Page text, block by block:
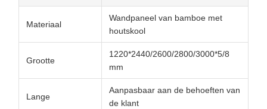
Materiaal
Wandpaneel van bamboe met
houtskool
Grootte
1220*2440/2600/2800/3000*5/8
mm
Lange
Aanpasbaar aan de behoeften van
de klant